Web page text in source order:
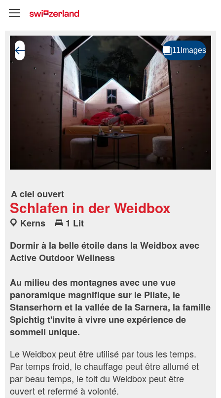
A ciel ouvert
Schlafen in der Weidbox
Kerns
1 Lit
Dormir à la belle étoile dans la Weidbox avec
Active Outdoor Wellness
Au milieu des montagnes avec une vue
panoramique magnifique sur le Pilate, le
Stanserhorn et la vallée de la Sarnera, la famille
Spichtig t'invite à vivre une expérience de
sommeil unique.
Le Weidbox peut être utilisé par tous les temps.
Par temps froid, le chauffage peut être allumé et
par beau temps, le toit du Weidbox peut être
ouvert et refermé à volonté.